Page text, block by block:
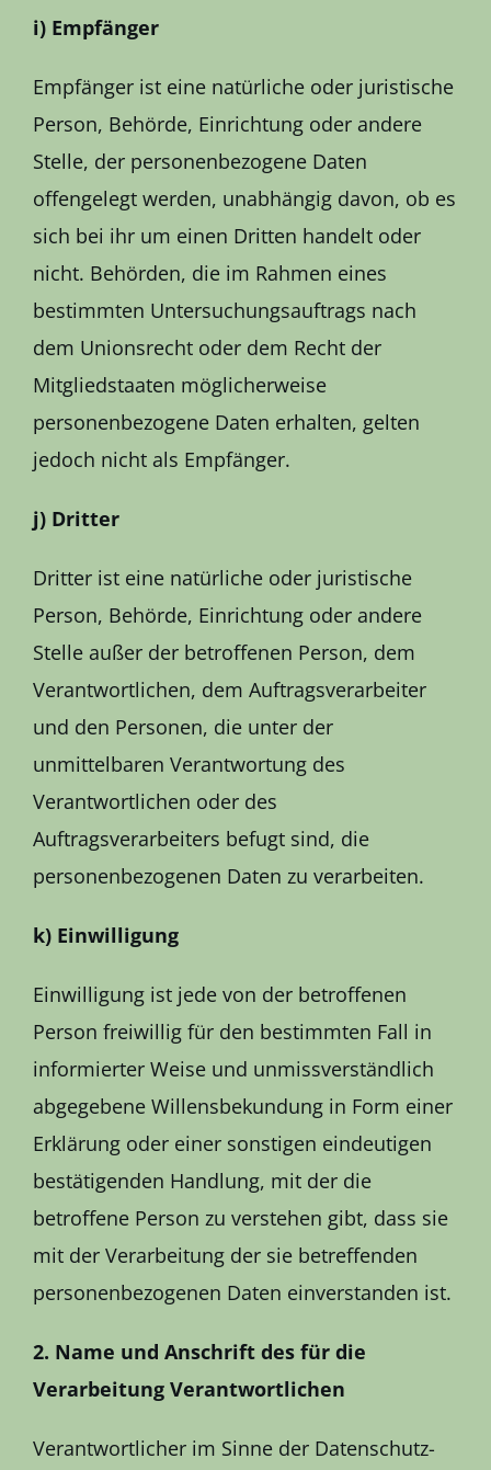
i) Empfänger
Empfänger ist eine natürliche oder juristische
Person, Behörde, Einrichtung oder andere
Stelle, der personenbezogene Daten
offengelegt werden, unabhängig davon, ob es
sich bei ihr um einen Dritten handelt oder
nicht. Behörden, die im Rahmen eines
bestimmten Untersuchungsauftrags nach
dem Unionsrecht oder dem Recht der
Mitgliedstaaten möglicherweise
personenbezogene Daten erhalten, gelten
jedoch nicht als Empfänger.
j) Dritter
Dritter ist eine natürliche oder juristische
Person, Behörde, Einrichtung oder andere
Stelle außer der betroffenen Person, dem
Verantwortlichen, dem Auftragsverarbeiter
und den Personen, die unter der
unmittelbaren Verantwortung des
Verantwortlichen oder des
Auftragsverarbeiters befugt sind, die
personenbezogenen Daten zu verarbeiten.
k) Einwilligung
Einwilligung ist jede von der betroffenen
Person freiwillig für den bestimmten Fall in
informierter Weise und unmissverständlich
abgegebene Willensbekundung in Form einer
Erklärung oder einer sonstigen eindeutigen
bestätigenden Handlung, mit der die
betroffene Person zu verstehen gibt, dass sie
mit der Verarbeitung der sie betreffenden
personenbezogenen Daten einverstanden ist.
2. Name und Anschrift des für die
Verarbeitung Verantwortlichen
Verantwortlicher im Sinne der Datenschutz-